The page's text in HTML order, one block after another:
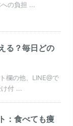
の負担 ...
る？毎日どの
欄の他、LINE@で
付 ...
：食べても痩